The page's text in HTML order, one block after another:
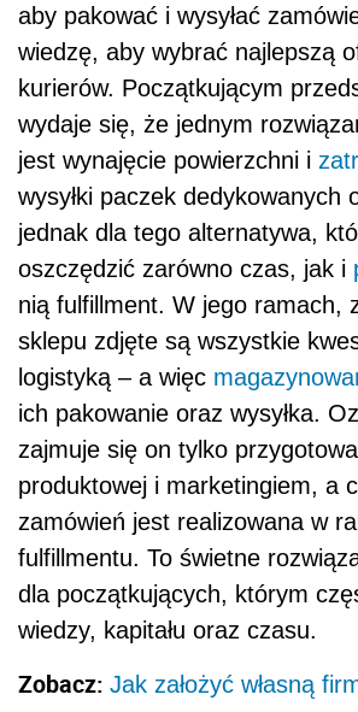
aby pakować i wysyłać
wiedzę, aby wybrać najlepszą
kurierów. Początkującym
wydaje się, że jednym
jest wynajęcie powierzchni i
wysyłki paczek dedykowanych
jednak dla tego alternatywa,
oszczędzić zarówno czas, jak i
nią fulfillment. W jego ramach,
sklepu zdjęte są wszystkie
logistyką – a więc
ich pakowanie oraz wysyłka.
zajmuje się on tylko
produktowej i marketingiem, a
zamówień jest realizowana w
fulfillmentu. To świetne
dla początkujących, którym
wiedzy, kapitału oraz czasu.
Zobacz: Jak założyć własną